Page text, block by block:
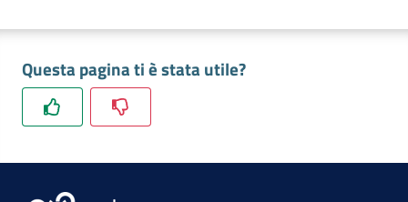
Promozione
Innovazione
delle
Imprese
Questa pagina ti è stata utile?